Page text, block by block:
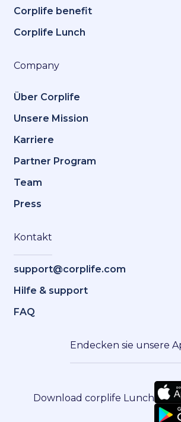
Corplife benefit
Corplife Lunch
Company
Über Corplife
Unsere Mission
Karriere
Partner Program
Team
Press
Kontakt
support@corplife.com
Hilfe & support
FAQ
Endecken sie unsere
Download corplife Lunch